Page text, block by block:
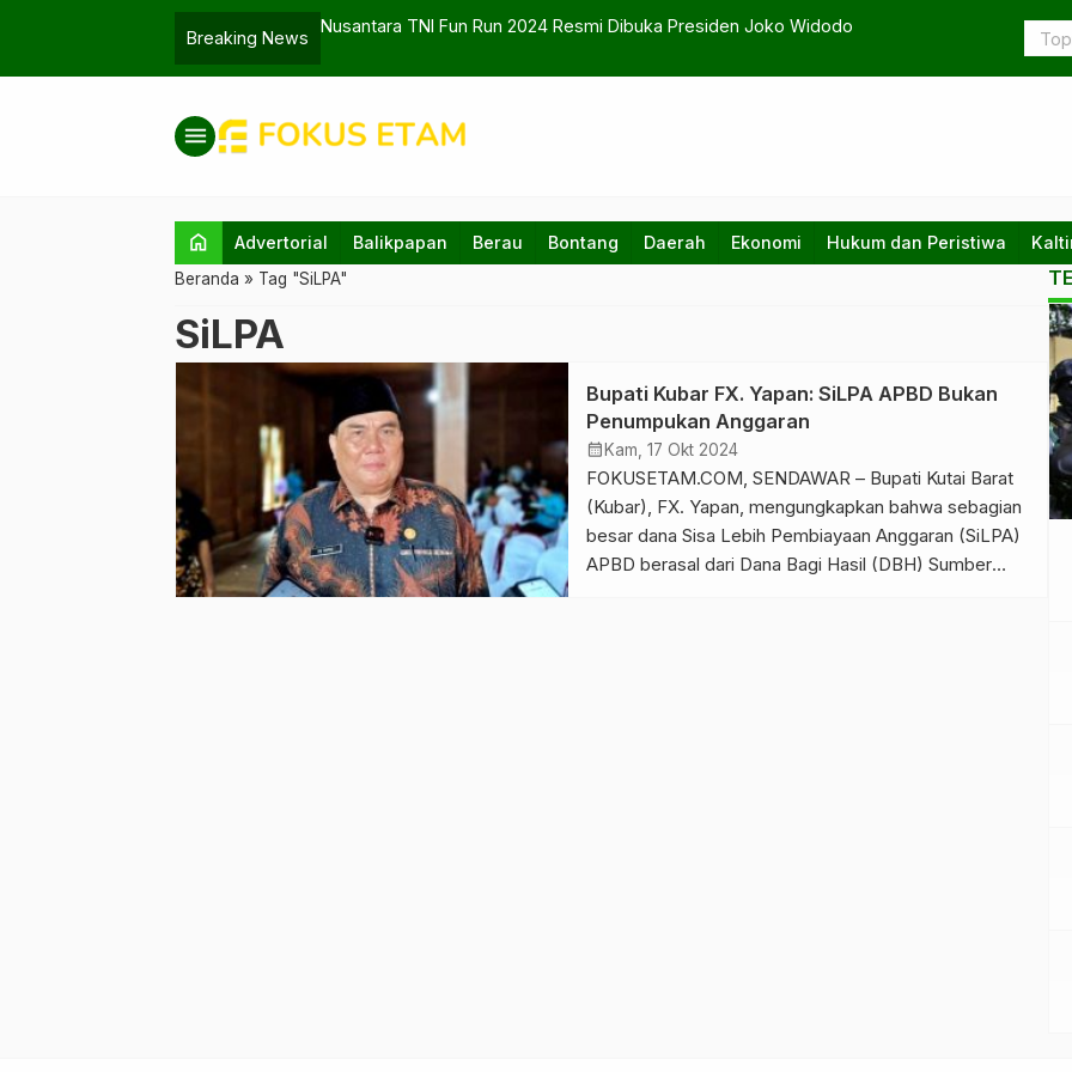
Breaking News
Nusantara TNI Fun Run 2024 Resmi Dibuka Presiden Joko Widodo Bupati
menu
home Advertorial Balikpapan Berau Bontang Daerah Ekonomi Hukum dan Peristiwa
Beranda » Tag "SiLPA"
SiLPA
Bupati Kutai Barat, FX. Yapan. (Foto: RRI
Sendawar)
Bupati Kubar FX. Yapan: SiLPA APBD Bukan
Penumpukan Anggaran
calendar_month Kam, 17 Okt 2024
FOKUSETAM.COM, SENDAWAR – Bupati Kutai Barat
(Kubar), FX. Yapan, mengungkapkan bahwa sebagian
besar dana Sisa Lebih Pembiayaan Anggaran (SiLPA)
APBD berasal dari Dana Bagi Hasil (DBH) Sumber